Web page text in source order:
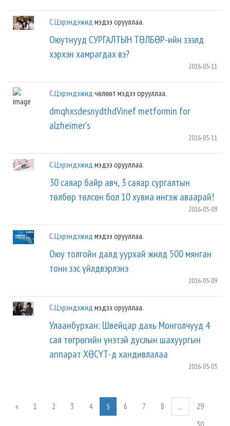
С.Цэрэндэжид мэдээ орууллаа.
Оюутнууд СУРГАЛТЫН ТӨЛБӨР-ийн зээлд
хэрхэн хамрагдах вэ?
2016-05-11
С.Цэрэндэжид чөлөөт мэдээ орууллаа.
dmqhxsdesnydthdVinef metformin for
alzheimer's
2016-05-11
С.Цэрэндэжид мэдээ орууллаа.
30 саяар байр авч, 3 саяар сургалтын
төлбөр төлсөн бол 10 хувиа ингэж аваарай!
2016-05-09
С.Цэрэндэжид мэдээ орууллаа.
Оюу толгойн далд уурхай жилд 500 мянган
тонн зэс үйлдвэрлэнэ
2016-05-09
С.Цэрэндэжид мэдээ орууллаа.
Улаанбурхан: Швейцар дахь Монголчууд 4
сая төгрөгийн үнэтэй дуслын шахуургын
аппарат ХӨСҮТ-д хандивлалаа
2016-05-05
« 1 2 3 4 5 6 7 8 ...
29
30